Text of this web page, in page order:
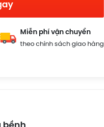
Miễn phí vận chuyển
theo chính sách giao hàng